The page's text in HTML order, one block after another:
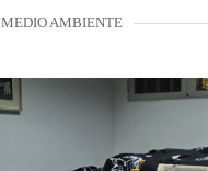
MEDIO AMBIENTE